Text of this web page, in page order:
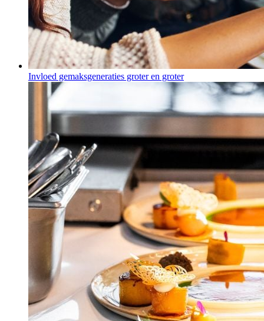
Invloed gemaksgeneraties groter en groter